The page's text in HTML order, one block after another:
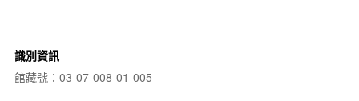
識別資訊
館藏號：03-07-008-01-005